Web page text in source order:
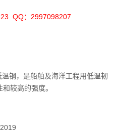
QQ：2997098207
钢，是船舶及海洋工程用低温韧
较高的强度。